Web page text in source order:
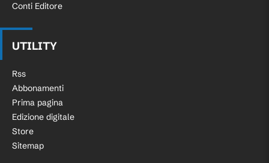
Conti Editore
UTILITY
Rss
Abbonamenti
Prima pagina
Edizione digitale
Store
Sitemap